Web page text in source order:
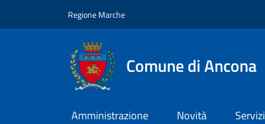
Regione Marche
Comune di Ancona
Amministrazione Novità Servizi